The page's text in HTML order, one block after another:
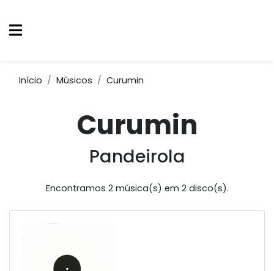
Início Músicos Curumin
Curumin
Pandeirola
Encontramos 2 música(s) em 2 disco(s).